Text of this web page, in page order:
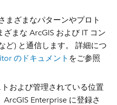
まざまなパターンやプロト
ざまな ArcGIS および IT コン
ど) と通信します。 詳細につ
のドキュメント をご参照
および管理されている位置
Enterprise に登録さ